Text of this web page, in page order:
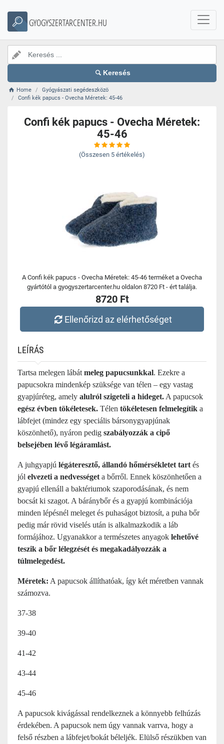
GYOGYSZERTARCENTER.HU
Keresés
Home
Gyógyászati segédeszközö
Confi kék papucs - Ovecha Méretek: 45-46
Confi kék papucs - Ovecha Méretek:
45-46
(Összesen 5 értékelés)
A Confi kék papucs - Ovecha Méretek: 45-46 terméket a Ovecha
gyártótól a gyogyszertarcenter.hu oldalon 8720 Ft - ért találja.
8720 Ft
Ellenőrizd az elérhetőséget
LEÍRÁS
Tartsa melegen lábát meleg papucsunkkal. Ezekre a
papucsokra mindenkép szüksége van télen – egy vastag
gyapjúréteg, amely alulról szigeteli a hideget. A papucsok
egész évben tökéletesek. Télen tökéletesen felmelegítik a
lábfejet (mindez egy speciális bársonygyapjúnak
köszönhető), nyáron pedig szabályozzák a cipő
belsejében lévő légáramlást.
A juhgyapjú légáteresztő, állandó hőmérsékletet tart és
jól elvezeti a nedvességet a bőrről. Ennek köszönhetően a
gyapjú ellenáll a baktériumok szaporodásának, és nem
bocsát ki szagot. A báránybőr és a gyapjú kombinációja
minden lépésnél meleget és puhaságot biztosít, a puha bőr
pedig már rövid viselés után is alkalmazkodik a láb
formájához. Ugyanakkor a természetes anyagok lehetővé
teszik a bőr lélegzését és megakadályozzák a
túlmelegedést.
Méretek: A papucsok állíthatóak, így két méretben vannak
számozva.
37-38
39-40
41-42
43-44
45-46
A papucsok kivágással rendelkeznek a könnyebb felhúzás
érdekében. A papucsok nem úgy vannak varrva, hogy a
felső részben a lábfejet/bokát béleljék. Elülső részükben van